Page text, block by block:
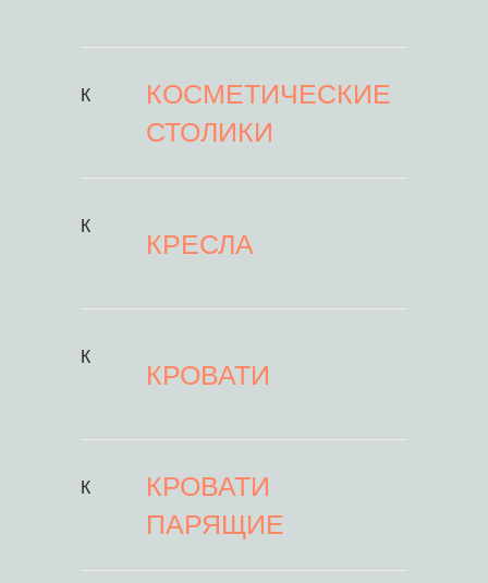
К
КОСМЕТИЧЕСКИЕ
СТОЛИКИ
К
КРЕСЛА
К
КРОВАТИ
К
КРОВАТИ
ПАРЯЩИЕ